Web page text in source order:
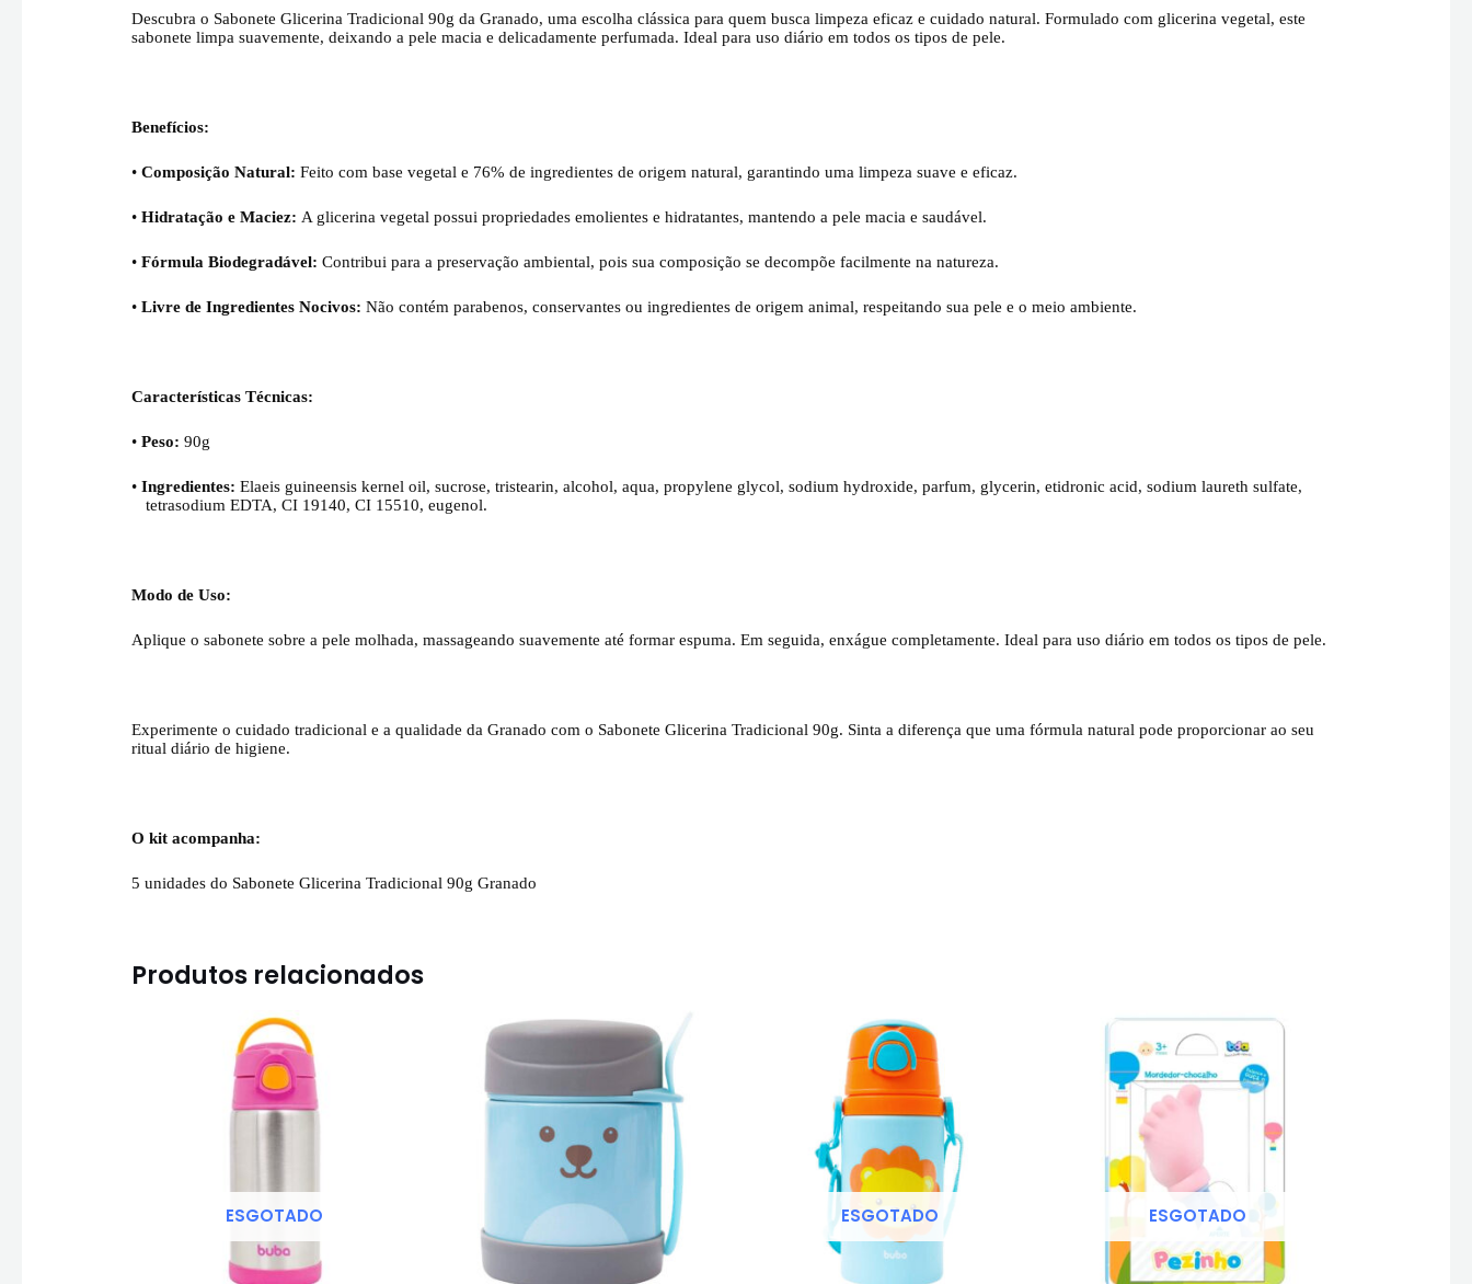
Descubra o Sabonete Glicerina Tradicional 90g da Granado, uma escolha clássica para quem busca limpeza eficaz e cuidado natural. Formulado com glicerina vegetal, este
sabonete limpa suavemente, deixando a pele macia e delicadamente perfumada. Ideal para uso diário em todos os tipos de pele.
Benefícios:
• Composição Natural: Feito com base vegetal e 76% de ingredientes de origem natural, garantindo uma limpeza suave e eficaz.
• Hidratação e Maciez: A glicerina vegetal possui propriedades emolientes e hidratantes, mantendo a pele macia e saudável.
• Fórmula Biodegradável: Contribui para a preservação ambiental, pois sua composição se decompõe facilmente na natureza.
• Livre de Ingredientes Nocivos: Não contém parabenos, conservantes ou ingredientes de origem animal, respeitando sua pele e o meio ambiente.
Características Técnicas:
• Peso: 90g
• Ingredientes: Elaeis guineensis kernel oil, sucrose, tristearin, alcohol, aqua, propylene glycol, sodium hydroxide, parfum, glycerin, etidronic acid, sodium laureth sulfate,
tetrasodium EDTA, CI 19140, CI 15510, eugenol.
Modo de Uso:
Aplique o sabonete sobre a pele molhada, massageando suavemente até formar espuma. Em seguida, enxágue completamente. Ideal para uso diário em todos os tipos de pele.
Experimente o cuidado tradicional e a qualidade da Granado com o Sabonete Glicerina Tradicional 90g. Sinta a diferença que uma fórmula natural pode proporcionar ao seu
ritual diário de higiene.
O kit acompanha:
5 unidades do Sabonete Glicerina Tradicional 90g Granado
Produtos relacionados
ESGOTADO ESGOTADO ESGOTADO